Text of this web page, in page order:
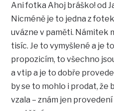
Ani fotka Ahoj bráško! od
Nicméně je to jedna z
uvázne v paměti. Námitek
tisíc. Je to vymyšlené a je
propozicím, to všechno
a vtip a je to dobře
by se to mohlo i prodat, že
vzala – znám jen